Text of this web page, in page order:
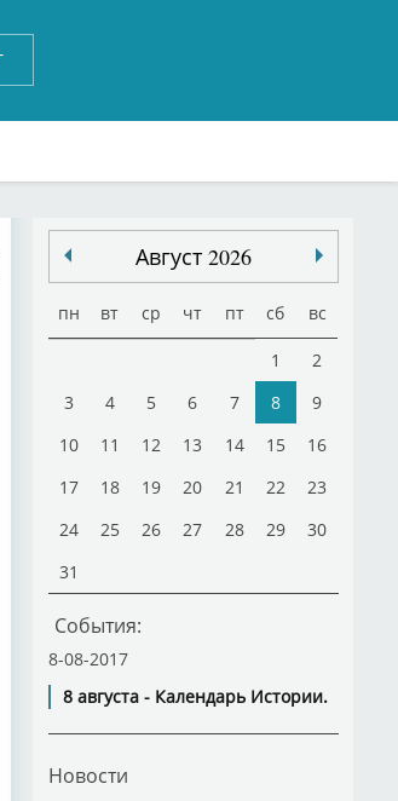
Август 2026
пн вт ср чт пт сб вс
1
2
3
4 5 6 7 8
9
10
11 12 13 14 15
16
17
18 19 20 21 22
23
24
25 26 27 28 29
30
31
События:
8-08-2017
8 августа - Календарь Истории.
Новости